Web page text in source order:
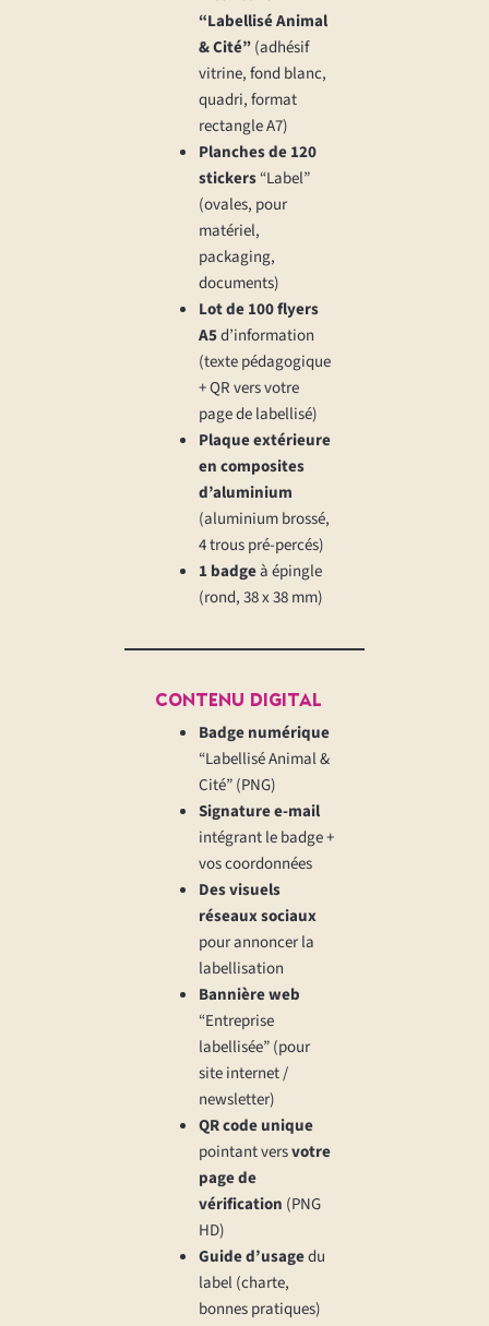
“Labellisé Animal
& Cité”(adhésif
vitrine, fond blanc,
quadri, format
rectangle A7)
Planches de 120
stickers“Label”
(ovales, pour
matériel,
packaging,
documents)
Lot de 100 flyers
A5d’information
(texte pédagogique
+ QR vers votre
page de labellisé)
Plaque extérieure
en composites
d’aluminium
(aluminium brossé,
4 trous pré-percés)
1 badgeà épingle
(rond, 38 x 38 mm)
Contenu Digital
Badge numérique
“Labellisé Animal &
Cité” (PNG)
Signature e-mail
intégrant le badge +
vos coordonnées
Desvisuels
réseaux sociaux
pour annoncer la
labellisation
Bannière web
“Entreprise
labellisée” (pour
site internet /
newsletter)
QR code unique
pointant versvotre
page de
vérification (PNG
HD)
Guide d’usagedu
label (charte,
bonnes pratiques)